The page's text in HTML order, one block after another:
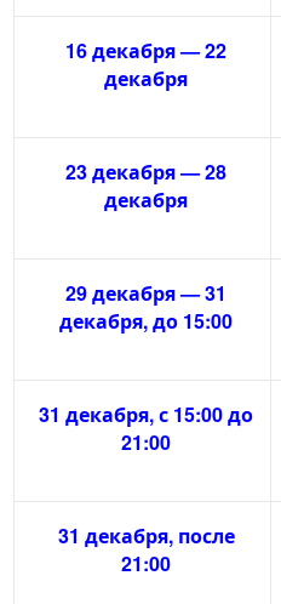
16 декабря — 22
декабря
23 декабря — 28
декабря
29 декабря — 31
декабря, до 15:00
31 декабря, с 15:00 до
21:00
31 декабря, после
21:00